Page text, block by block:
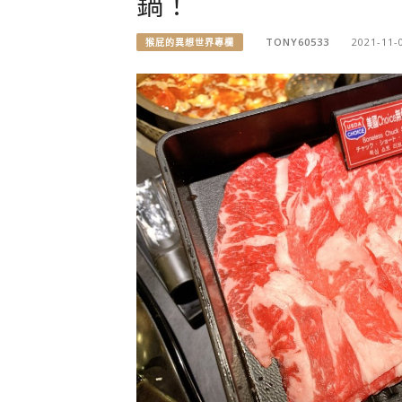
猴屁的異想世界專欄 TONY60533 2021-11-